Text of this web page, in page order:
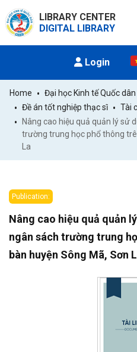
LIBRARY CENTER
DIGITAL LIBRARY
Login
Home Đại học Kinh tế Quốc dân
Đề án tốt nghiệp thạc sĩ
Tài
Nâng cao hiệu quả quản lý sử
trường trung học phổ thông
La
Publication:
Nâng cao hiệu quả quản
ngân sách trường trung
bàn huyện Sông Mã, Sơn